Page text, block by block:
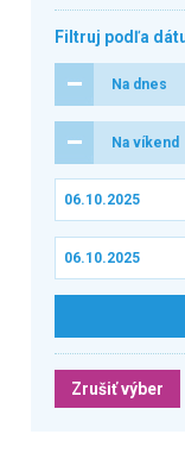
Filtruj podľa
Na dnes
Na víkend
Zrušiť výber